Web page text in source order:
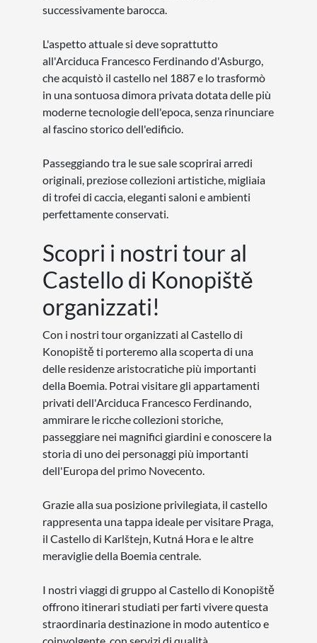
successivamente barocca.
L'aspetto attuale si deve soprattutto
all'Arciduca Francesco Ferdinando d'Asburgo,
che acquistò il castello nel 1887 e lo trasformò
in una sontuosa dimora privata dotata delle più
moderne tecnologie dell'epoca, senza rinunciare
al fascino storico dell'edificio.
Passeggiando tra le sue sale scoprirai arredi
originali, preziose collezioni artistiche, migliaia
di trofei di caccia, eleganti saloni e ambienti
perfettamente conservati.
Scopri i nostri tour al
Castello di Konopiště
organizzati!
Con i nostri tour organizzati al Castello di
Konopiště ti porteremo alla scoperta di una
delle residenze aristocratiche più importanti
della Boemia. Potrai visitare gli appartamenti
privati dell'Arciduca Francesco Ferdinando,
ammirare le ricche collezioni storiche,
passeggiare nei magnifici giardini e conoscere la
storia di uno dei personaggi più importanti
dell'Europa del primo Novecento.
Grazie alla sua posizione privilegiata, il castello
rappresenta una tappa ideale per visitare Praga,
il Castello di Karlštejn, Kutná Hora e le altre
meraviglie della Boemia centrale.
I nostri viaggi di gruppo al Castello di Konopiště
offrono itinerari studiati per farti vivere questa
straordinaria destinazione in modo autentico e